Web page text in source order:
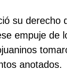
su derecho
empuje de
anotados.